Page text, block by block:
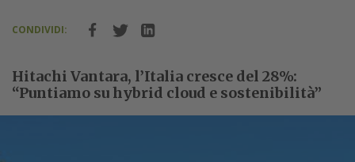
CONDIVIDI:
Hitachi Vantara, l’Italia cresce del 28%:
“Puntiamo su hybrid cloud e sostenibilità”